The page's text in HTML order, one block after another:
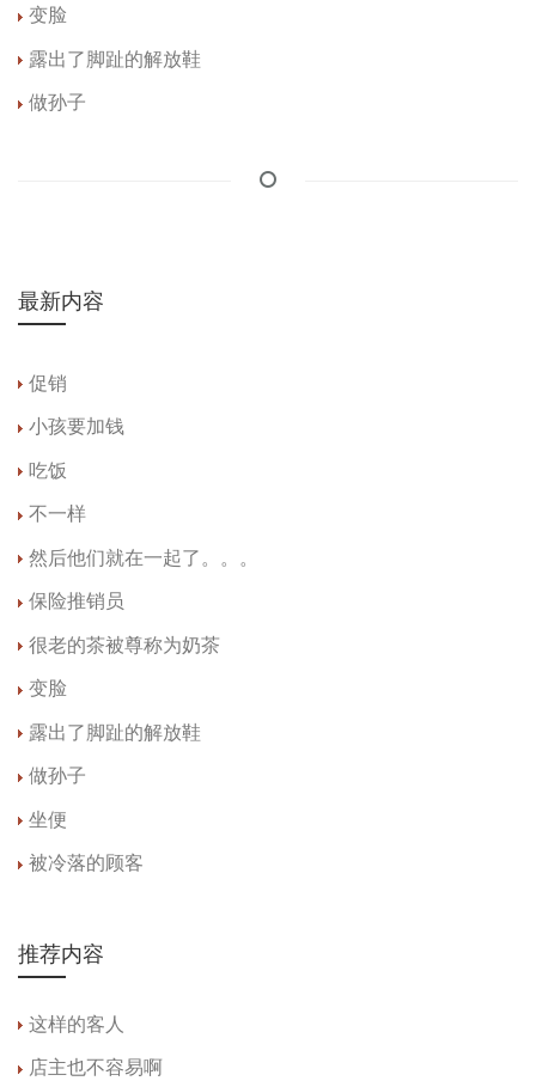
变脸
露出了脚趾的解放鞋
做孙子
最新内容
促销
小孩要加钱
吃饭
不一样
然后他们就在一起了。。。
保险推销员
很老的茶被尊称为奶茶
变脸
露出了脚趾的解放鞋
做孙子
坐便
被冷落的顾客
推荐内容
这样的客人
店主也不容易啊